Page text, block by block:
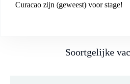
Curacao zijn (geweest) voor stage!
Soortgelijke